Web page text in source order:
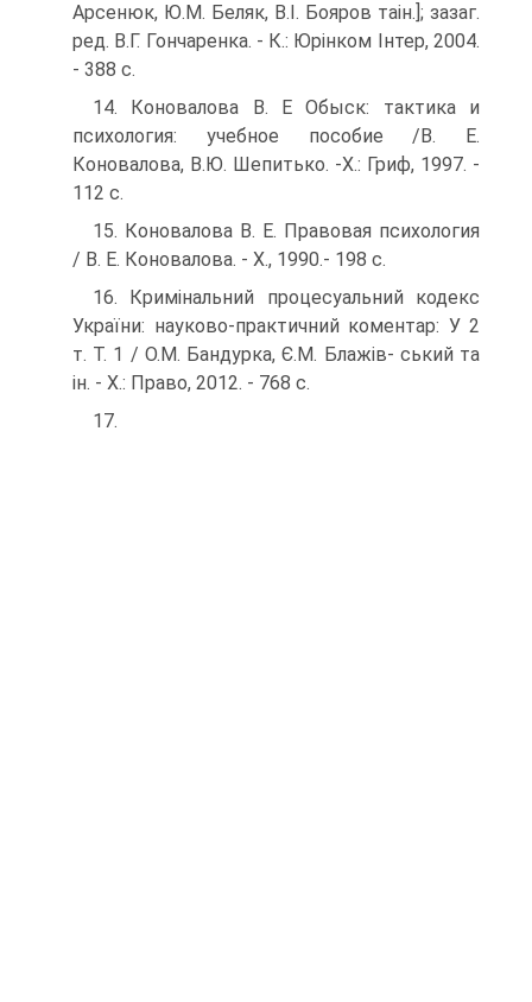
Арсенюк, Ю.М. Беляк, B.I. Бояров таін.]; зазаг.
ред. В.Г. Гончаренка. - К.: Юрінком Інтер, 2004.
- 388 с.
14. Коновалова В. E Обыск: тактика и
психология: учебное посо­бие /В. Е.
Коновалова, В.Ю. Шепитько. -X.: Гриф, 1997. -
112 с.
15. Коновалова В. Е. Правовая психология
/ В. Е. Коновалова. - X., 1990.- 198 с.
16. Кримінальний процесуальний кодекс
України: науково-прак­тичний коментар: У 2
т. Т. 1 / О.М. Бандурка, Є.М. Блажів- ський та
ін. - X.: Право, 2012. - 768 с.
17.